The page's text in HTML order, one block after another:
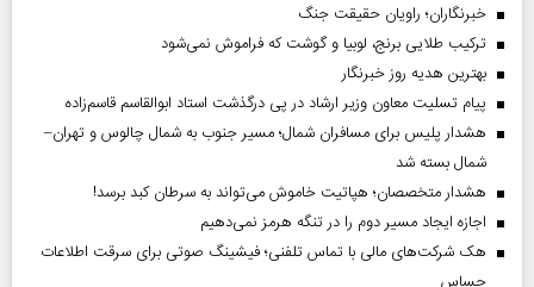
خبرنگاران؛ راویان حقیقت جنگ
ترکیب طلایی برنج، لوبیا و گوشت که فراموش نمی‌شود
بهترین هدیه روز خبرنگار
پیام تسلیت معاون وزیر ارشاد در پی درگذشت استاد ابوالقاسم قاسم‌زاده
هشدار پلیس برای مسافران شمال؛ مسیر جنوب به شمال چالوس و تهران–
شمال بسته شد
هشدار متخصصان؛ هپاتیت خاموش می‌تواند به سرطان کبد برسد!
اجازه ایجاد مسیر دوم را در تنگه هرمز نمی‌دهیم
هک شرکت‌های مالی با تماس تلفنی؛ فیشینگ صوتی برای سرقت اطلاعات